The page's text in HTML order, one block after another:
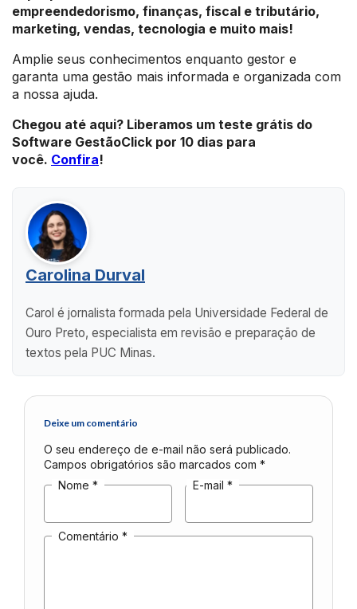
empreendedorismo, finanças, fiscal e tributário,
marketing, vendas, tecnologia e muito mais!
Amplie seus conhecimentos enquanto gestor e
garanta uma gestão mais informada e organizada com
a nossa ajuda.
Chegou até aqui? Liberamos um teste grátis do
Software GestãoClick por 10 dias para
você. Confira!
Carolina Durval
Carol é jornalista formada pela Universidade Federal de
Ouro Preto, especialista em revisão e preparação de
textos pela PUC Minas.
Deixe um comentário
O seu endereço de e-mail não será publicado.
Campos obrigatórios são marcados com *
Nome * E-mail *
Comentário *